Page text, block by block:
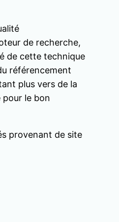
de recherche,
de cette technique
référencement
plus vers de la
pour le bon
provenant de site